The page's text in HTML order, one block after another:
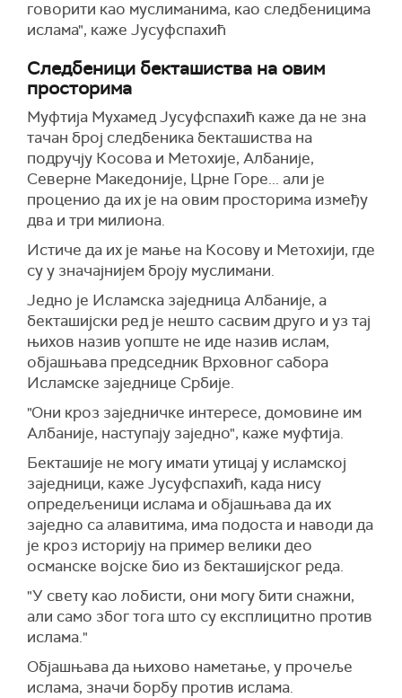
говорити као муслиманима, као следбеницима
ислама", каже Јусуфспахић
Следбеници бекташиства на овим
просторима
Муфтија Мухамед Јусуфспахић каже да не зна
тачан број следбеника бекташиства на
подручју Косова и Метохије, Албаније,
Северне Македоније, Црне Горе... али је
проценио да их је на овим просторима између
два и три милиона.
Истиче да их је мање на Косову и Метохији, где
су у значајнијем броју муслимани.
Једно је Исламска заједница Албаније, а
бекташијски ред је нешто сасвим друго и уз тај
њихов назив уопште не иде назив ислам,
објашњава председник Врховног сабора
Исламске заједнице Србије.
"Они кроз заједничке интересе, домовине им
Албаније, наступају заједно", каже муфтија.
Бекташије не могу имати утицај у исламској
заједници, каже Јусуфспахић, када нису
опредељеници ислама и објашњава да их
заједно са алавитима, има подоста и наводи да
је кроз историју на пример велики део
османске војске био из бекташијског реда.
"У свету као лобисти, они могу бити снажни,
али само због тога што су експлицитно против
ислама."
Објашњава да њихово наметање, у прочеље
ислама, значи борбу против ислама.